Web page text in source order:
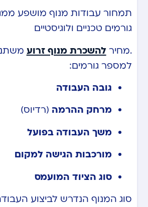
תמחור עבודות מנוף מושפע
גורמים טכניים ולוגיסטיים
.מחירלהשכרת מנוף זרוע
למספר גורמים:
גובה העבודה
מרחק ההרמה (רדיוס)
משך העבודה בפועל
מורכבות הגישה למקום
סוג הציוד המועמס
סוג המנוף הנדרש לביצוע